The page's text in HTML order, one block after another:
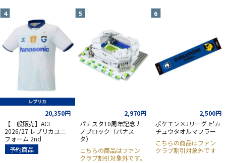
20,350円
【一般販売】ACL
2026/27 レプリカユニ
フォーム 2nd
予約商品
2,970円
パナスタ10周年記念ナ
ノブロック（パナス
タ）
こちらの商品はファン
クラブ割引対象外です。
2,500円
ポケモン×Jリーグ ピカ
チュウタオルマフラー
こちらの商品はファン
クラブ割引対象外です